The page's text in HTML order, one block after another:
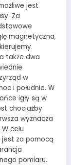
jest
Za
magnetyczna,
także dwa
w
i południe. W
igły są w
chociażby
wyznacza
W celu
jest za pomocą
pomiaru.